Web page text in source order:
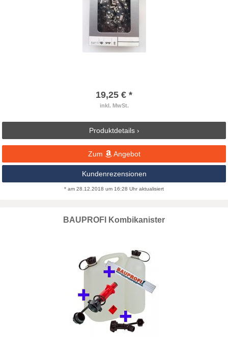
19,25 € *
inkl. MwSt.
Produktdetails ›
Zum Angebot
Kundenrezensionen
* am 28.12.2018 um 16:28 Uhr aktualisiert
BAUPROFI Kombikanister